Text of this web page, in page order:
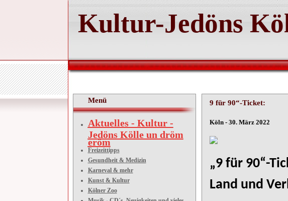
Kultur-Jedöns
Menü
Aktuelles - Kultur -
Jedöns Kölle un dröm
eröm
Freizeittipps
Gesundheit & Medizin
Karneval & mehr
Kunst & Kultur
Kölner Zoo
9 für 90“-Ticket:
Köln - 30.
„9 für 90“-
Land und